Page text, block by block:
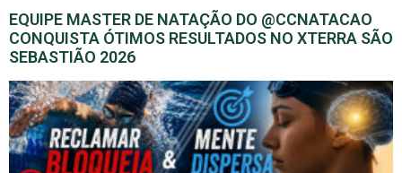
EQUIPE MASTER DE NATAÇÃO DO @CCNATACAO
CONQUISTA ÓTIMOS RESULTADOS NO XTERRA SÃO
SEBASTIÃO 2026